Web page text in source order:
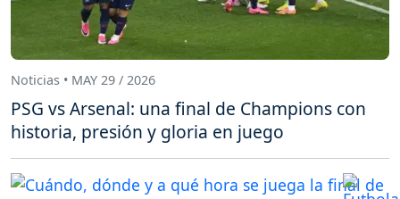
Noticias • MAY 29 / 2026
PSG vs Arsenal: una final de Champions con
historia, presión y gloria en juego